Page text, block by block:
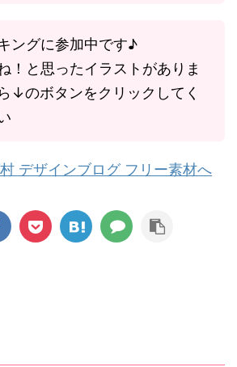
ングに参加中です♪
！と思ったイラストがありま
↓のボタンをクリックしてく